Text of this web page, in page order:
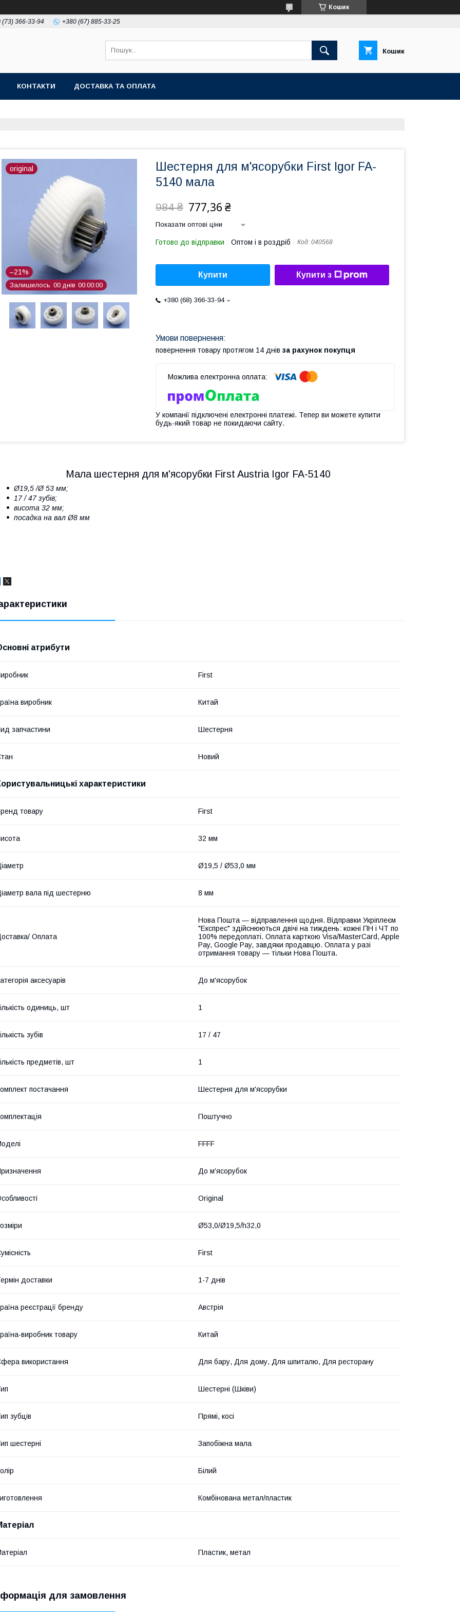
Кошик
(73) 366-33-94 +380 (67) 885-33-25
Кошик
КОНТАКТИ ДОСТАВКА ТА ОПЛАТА
original
–21%
Залишилось 00 днів 00 00 00
Шестерня для м'ясорубки First Igor FA-
5140 мала
984 ₴ 777,36 ₴
Показати оптові ціни
Готово до відправки Оптом і в роздріб Код: 040568
Купити Купити з
+380 (68) 366-33-94
повернення товару протягом 14 днів за рахунок покупця
У компанії підключені електронні платежі. Тепер ви можете купити
будь-який товар не покидаючи сайту.
Мала шестерня для м'ясорубки First Austria Igor FA-5140
Ø19,5 /Ø 53 мм;
17 / 47 зубів;
висота 32 мм;
посадка на вал Ø8 мм
атрибути
First
виробник Китай
запчастини Шестерня
Новий
характеристики
товару First
32 мм
Ø19,5 / Ø53,0 мм
вала під шестерню 8 мм
Оплата
Нова Пошта — відправлення щодня. Відправки Укріплеєм
"Експрес" здійснюються двічі на тиждень: кожні ПН і ЧТ по
100% передоплаті. Оплата карткою Visa/MasterCard, Apple
Pay, Google Pay, завдяки продавцю. Оплата у разі
отримання товару — тільки Нова Пошта.
аксесуарів До м'ясорубок
одиниць, шт 1
зубів 17 / 47
предметів, шт 1
постачання Шестерня для м'ясорубки
Поштучно
FFFF
До м'ясорубок
Original
Ø53,0/Ø19,5/h32,0
First
доставки 1-7 днів
реєстрації бренду Австрія
виробник товару Китай
використання Для бару, Для дому, Для шпиталю, Для ресторану
Шестерні (Шківи)
зубців Прямі, косі
шестерні Запобіжна мала
Білий
Комбінована метал/пластик
Пластик, метал
для замовлення